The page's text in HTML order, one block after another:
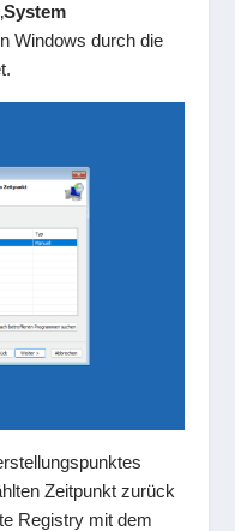
System
Windows durch die
Zeitpunkt zurück
Registry mit dem